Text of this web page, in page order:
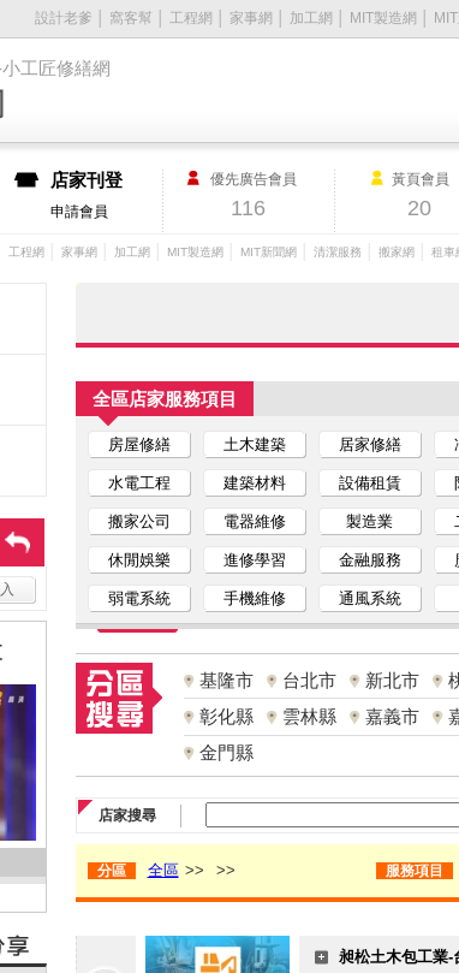
工匠修繕網
設計老爹 窩客幫 工程網 家事網 加工網 MIT製造網
店家刊登
申請會員
優先廣告會員
116
黃頁會員
20
工程網 家事網 加工網 MIT製造網 MIT新聞網 清潔服務 搬家網 租車
全區店家服務項目
房屋修繕 土木建築 居家修繕
水電工程 建築材料 設備租賃
搬家公司 電器維修 製造業
休閒娛樂 進修學習 金融服務
弱電系統 手機維修 通風系統
基隆市 台北市 新北市
彰化縣
雲林縣 嘉義市
金門縣
店家搜尋
分區 全區 >> >> 服務項目
昶松土木包工業-